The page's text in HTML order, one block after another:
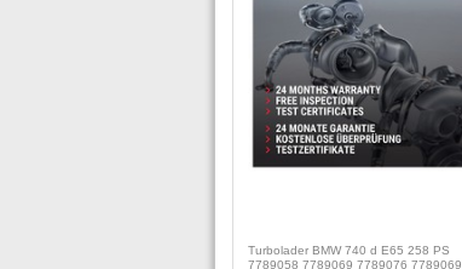
Turbolader BMW 740 d E65 258 PS
7789058 7789069 7789076 7789069